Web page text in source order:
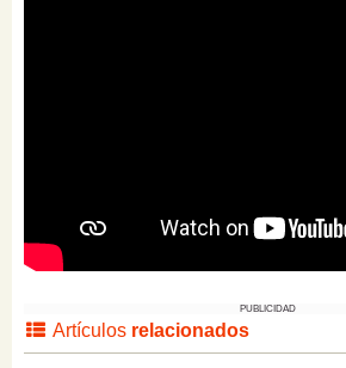
PUBLICIDAD
Artículos relacionados